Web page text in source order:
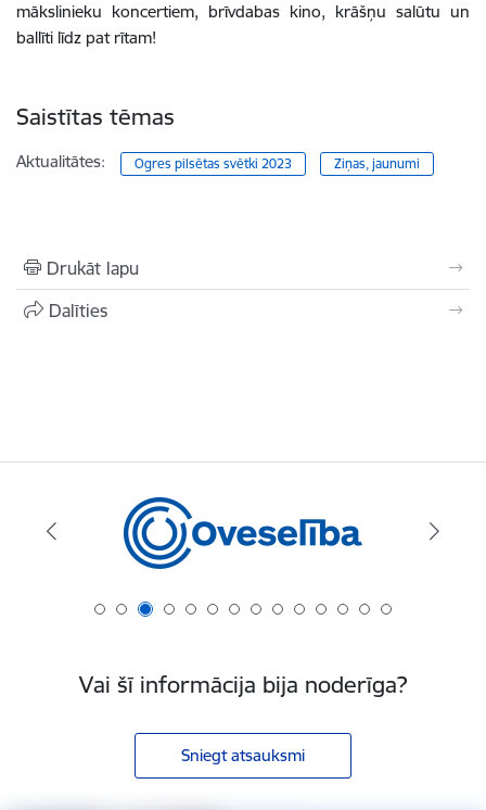
mākslinieku koncertiem, brīvdabas kino, krāšņu salūtu un
ballīti līdz pat rītam!
Saistītas tēmas
Aktualitātes: Ogres pilsētas svētki 2023 Ziņas, jaunumi
Drukāt lapu
Dalīties
Vai šī informācija bija noderīga?
Sniegt atsauksmi